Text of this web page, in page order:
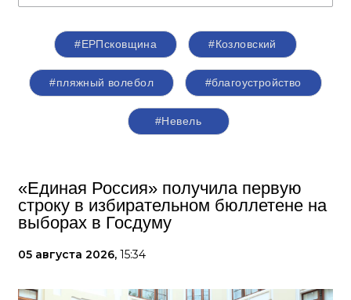
#ЕРПсковщина #Козловский
#пляжный волебол #благоустройство
#Невель
«Единая Россия» получила первую
строку в избирательном бюллетене на
выборах в Госдуму
05 августа 2026, 15:34